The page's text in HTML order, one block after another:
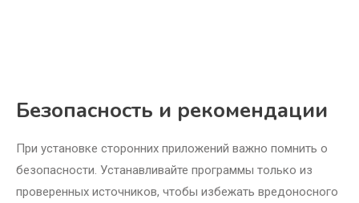
Безопасность и рекомендации
При установке сторонних приложений важно помнить о
безопасности. Устанавливайте программы только из
проверенных источников, чтобы избежать вредоносного